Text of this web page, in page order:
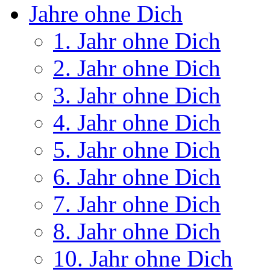
Jahre ohne Dich
1. Jahr ohne Dich
2. Jahr ohne Dich
3. Jahr ohne Dich
4. Jahr ohne Dich
5. Jahr ohne Dich
6. Jahr ohne Dich
7. Jahr ohne Dich
8. Jahr ohne Dich
10. Jahr ohne Dich